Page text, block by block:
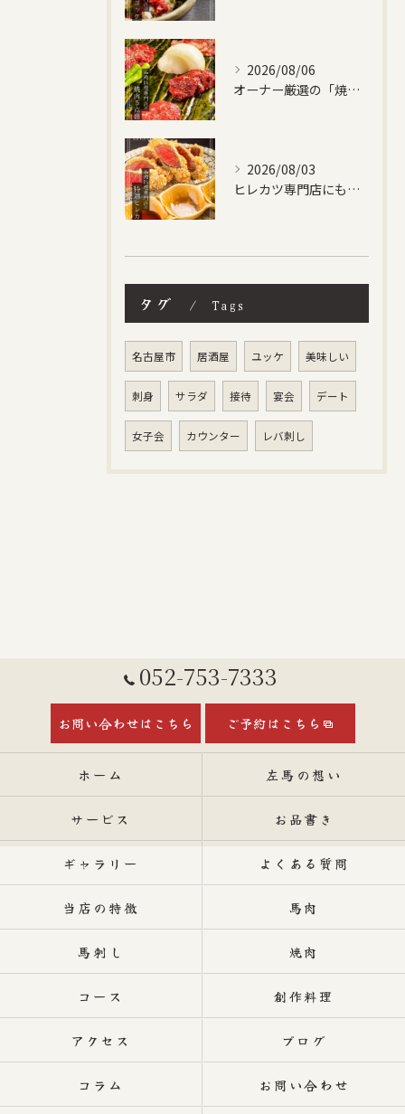
2026/08/06
オーナー厳選の「焼肉５点盛り合わせ」です！
2026/08/03
ヒレカツ専門店にも負けない、自信作です！
タグ Tags
名古屋市 居酒屋 ユッケ 美味しい
刺身 サラダ 接待 宴会 デート
女子会 カウンター レバ刺し
052-753-7333
お問い合わせはこちら ご予約はこちら
ホーム 左馬の想い
サービス お品書き
ギャラリー よくある質問
当店の特徴 馬肉
馬刺し 焼肉
コース 創作料理
アクセス ブログ
コラム お問い合わせ